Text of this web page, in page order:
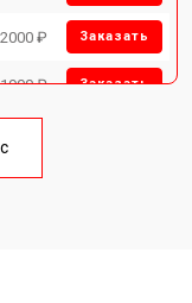
₽ Заказать
₽ Заказать